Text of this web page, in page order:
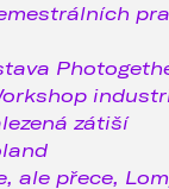
zátiší
ale přece,